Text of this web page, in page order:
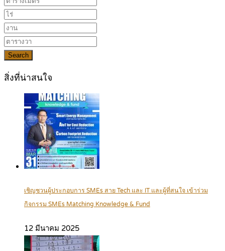
Search
สิ่งที่น่าสนใจ
เชิญชวนผู้ประกอบการ SMEs สาย Tech และ IT และผู้ที่สนใจ เข้าร่วม
กิจกรรม SMEs Matching Knowledge & Fund
12 มีนาคม 2025